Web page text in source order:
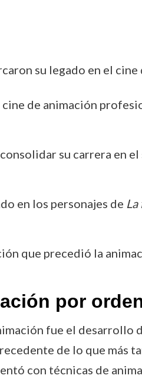
su legado en el cine
de animación
su carrera en el
en los personajes de
que precedió la
por
fue el desarrollo
de lo que más
con técnicas de